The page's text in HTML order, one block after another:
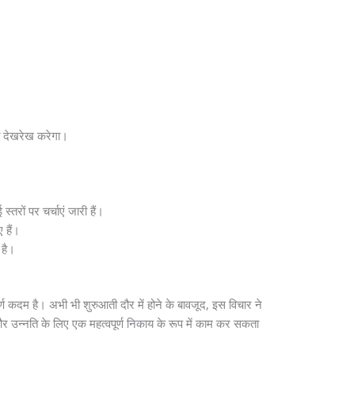
देखरेख करेगा।
पर चर्चाएं जारी हैं।
हैं।
कदम है। अभी भी शुरुआती दौर में होने के बावजूद, इस विचार ने
उन्नति के लिए एक महत्वपूर्ण निकाय के रूप में काम कर सकता